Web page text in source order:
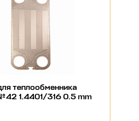
теплообменника
1.4401/316 0.5 mm